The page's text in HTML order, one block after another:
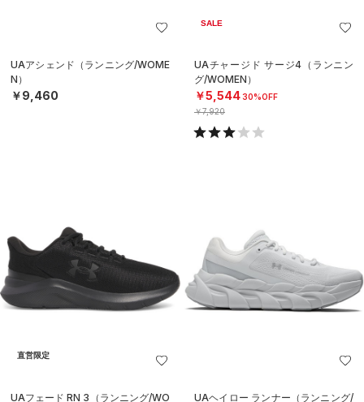
UAアシェンド（ランニング/WOME
N）
￥9,460
SALE
UAチャージド サージ4（ランニン
グ/WOMEN）
￥5,54430%OFF
￥7,920
直営限定
UAフェード RN 3（ランニング/WO
UAヘイロー ランナー（ランニング/